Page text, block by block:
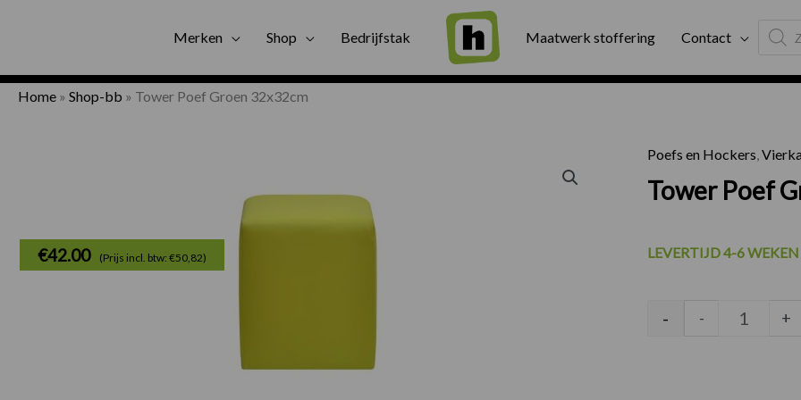
Merken Shop Bedrijfstak Maatwerk stoffering Contact
search
Gratis bezorging Binnen twee werkdagen geleverd
Home » Shop-bb » Tower Poef Groen 32x32cm
Poefs en Hockers,
Tower Poef
€42.00 (Prijs incl. btw: €50,82) LEVERTIJD 4-6 WEKEN
Tower
- - +